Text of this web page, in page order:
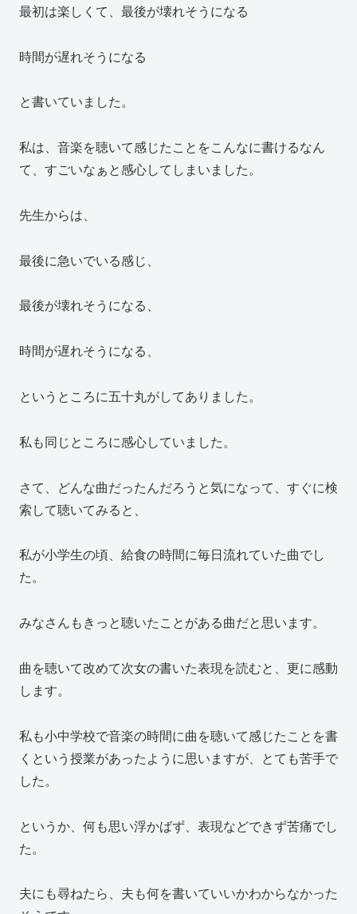
最初は楽しくて、最後が壊れそうになる
時間が遅れそうになる
と書いていました。
私は、音楽を聴いて感じたことをこんなに書けるなん
て、すごいなぁと感心してしまいました。
先生からは、
最後に急いでいる感じ、
最後が壊れそうになる、
時間が遅れそうになる、
というところに五十丸がしてありました。
私も同じところに感心していました。
さて、どんな曲だったんだろうと気になって、すぐに検
索して聴いてみると、
私が小学生の頃、給食の時間に毎日流れていた曲でし
た。
みなさんもきっと聴いたことがある曲だと思います。
曲を聴いて改めて次女の書いた表現を読むと、更に感動
します。
私も小中学校で音楽の時間に曲を聴いて感じたことを書
くという授業があったように思いますが、とても苦手で
した。
というか、何も思い浮かばず、表現などできず苦痛でし
た。
夫にも尋ねたら、夫も何を書いていいかわからなかった